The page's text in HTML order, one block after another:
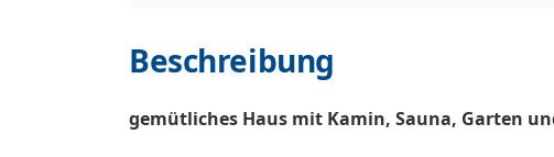
Beschreibung
gemütliches Haus mit Kamin, Sauna, Garten